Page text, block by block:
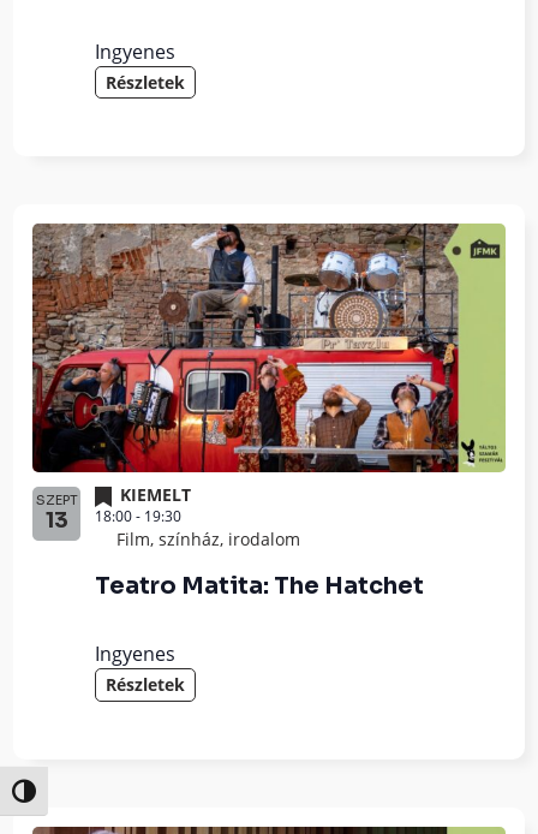
Nagy kontraszt váltása
Ingyenes
Részletek
SZEPT
13
Teatro Matita: The Hatchet
KIEMELT
18:00- 19:30
Film, színház, irodalom
Ingyenes
Részletek